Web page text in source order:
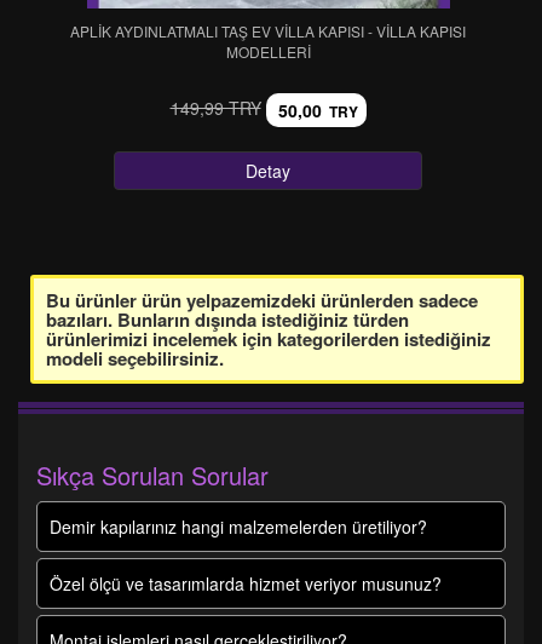
APLİK AYDINLATMALI TAŞ EV VİLLA KAPISI - VİLLA KAPISI
MODELLERİ
149,99 TRY 50,00 TRY
Detay
Bu ürünler ürün yelpazemizdeki ürünlerden sadece
bazıları. Bunların dışında istediğiniz türden
ürünlerimizi incelemek için kategorilerden istediğiniz
modeli seçebilirsiniz.
Sıkça Sorulan Sorular
Demir kapılarınız hangi malzemelerden üretiliyor?
Özel ölçü ve tasarımlarda hizmet veriyor musunuz?